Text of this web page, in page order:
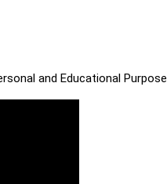
and Educational Purpose